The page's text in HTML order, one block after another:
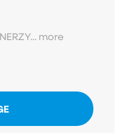
more